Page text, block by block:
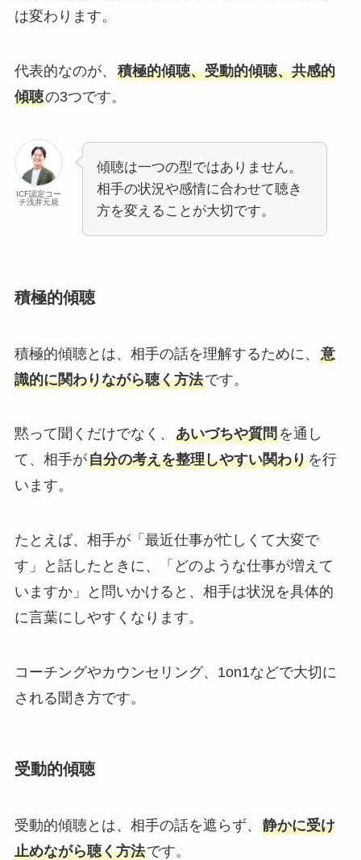
は変わります。
代表的なのが、 積極的傾聴、受動的傾聴、共感的
傾聴の3つです。
ICF認定コー
チ浅井元規
傾聴は一つの型ではありません。
相手の状況や感情に合わせて聴き
方を変えることが大切です。
積極的傾聴
積極的傾聴とは、相手の話を理解するために、 意
識的に関わりながら聴く方法です。
黙って聞くだけでなく、 あいづちや質問を通し
て、相手が自分の考えを整理しやすい関わりを行
います。
たとえば、相手が「最近仕事が忙しくて大変で
す」と話したときに、「どのような仕事が増えて
いますか」と問いかけると、相手は状況を具体的
に言葉にしやすくなります。
コーチングやカウンセリング、1on1などで大切に
される聞き方です。
受動的傾聴
受動的傾聴とは、相手の話を遮らず、 静かに受け
止めながら聴く方法です。